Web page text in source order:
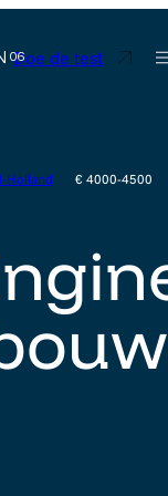
Doe de test
Holland € 4000-4500